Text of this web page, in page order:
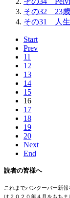
その32 23
その31 人
Start
Prev
11
12
13
14
15
16
17
18
19
20
Next
End
読者の皆様へ
これまでバンクーバー新
は２０２０年４月をもちま